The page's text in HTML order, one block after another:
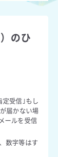
のひ
定受信｣もし
届かない場
ールを受信
数字等はす